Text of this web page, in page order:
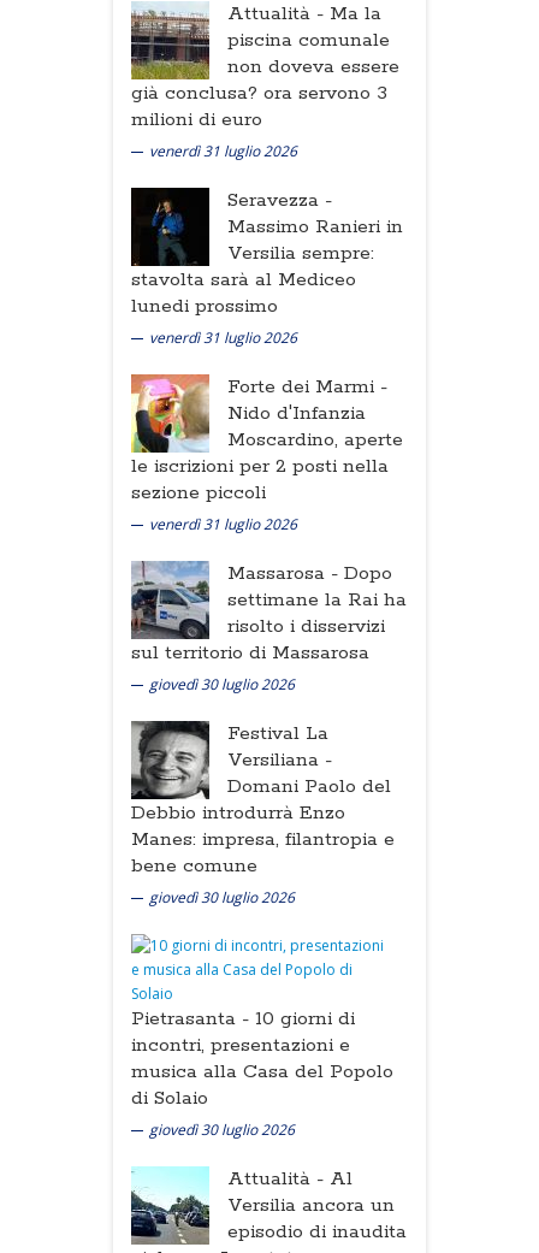
Attualità - Ma la
piscina comunale
non doveva essere
già conclusa? ora servono 3
milioni di euro
venerdì 31 luglio 2026
Seravezza -
Massimo Ranieri in
Versilia sempre:
stavolta sarà al Mediceo
lunedi prossimo
venerdì 31 luglio 2026
Forte dei Marmi -
Nido d'Infanzia
Moscardino, aperte
le iscrizioni per 2 posti nella
sezione piccoli
venerdì 31 luglio 2026
Massarosa - Dopo
settimane la Rai ha
risolto i disservizi
sul territorio di Massarosa
giovedì 30 luglio 2026
Festival La
Versiliana -
Domani Paolo del
Debbio introdurrà Enzo
Manes: impresa, filantropia e
bene comune
giovedì 30 luglio 2026
Pietrasanta - 10 giorni di
incontri, presentazioni e
musica alla Casa del Popolo
di Solaio
giovedì 30 luglio 2026
Attualità - Al
Versilia ancora un
episodio di inaudita